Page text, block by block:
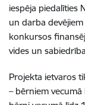
iespēja piedalīties
un darba
konkursos
vides un
Projekta ietvaros
– bērniem